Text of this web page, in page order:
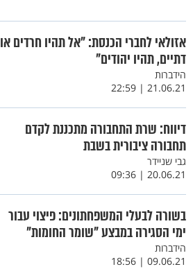
אזולאי לחברי הכנסת: "אל תהיו חרדים או
דתיים, תהיו יהודים"
הידברות
21.06.21 | 22:59
דיווח: שרת התחבורה מתכננת לקדם
תחבורה ציבורית בשבת
גבי שניידר
20.06.21 | 09:36
בשורה לבעלי המשפחתונים: פיצוי עבור
ימי הסגירה במבצע "שומר החומות"
הידברות
09.06.21 | 18:56